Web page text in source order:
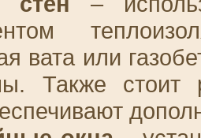
вата или
Также стоит